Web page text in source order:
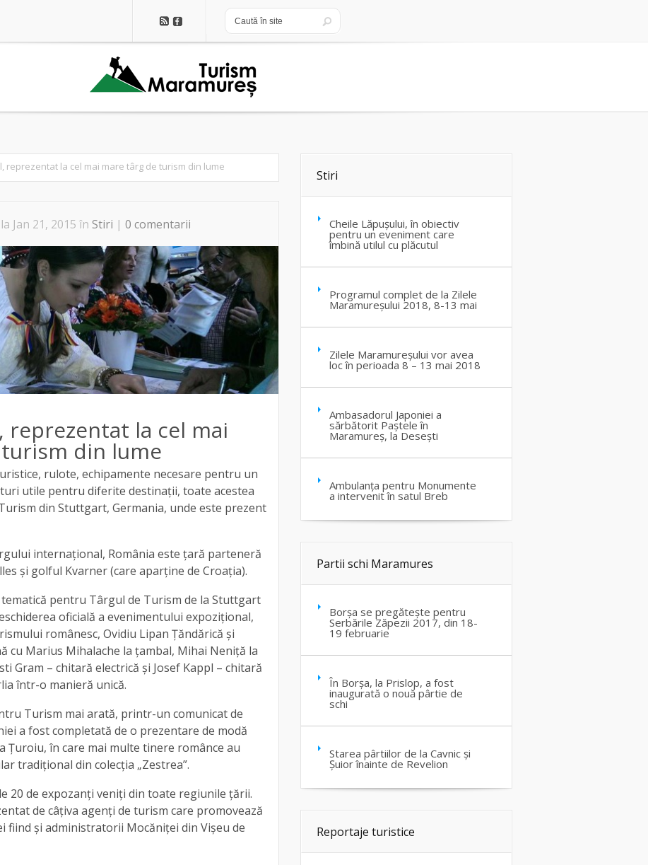
reprezentat la cel mai mare târg de turism din lume
la Jan 21, 2015 în Stiri | 0 comentarii
reprezentat la cel mai
din lume
rulote, echipamente necesare pentru un
utile pentru diferite destinații, toate acestea
din Stuttgart, Germania, unde este prezent
internațional, România este țară parteneră
și golful Kvarner (care aparține de Croația).
pentru Târgul de Turism de la Stuttgart
oficială a evenimentului expozițional,
românesc, Ovidiu Lipan Țăndărică și
cu Marius Mihalache la țambal, Mihai Neniță la
Gram – chitară electrică și Josef Kappl – chitară
într-o manieră unică.
Turism mai arată, printr-un comunicat de
a fost completată de o prezentare de modă
Țuroiu, în care mai multe tinere românce au
tradițional din colecția „Zestrea”.
20 de expozanți veniți din toate regiunile țării.
de câțiva agenți de turism care promovează
fiind și administratorii Mocăniței din Vișeu de
Stiri
Cheile Lăpușului, în obiectiv
pentru un eveniment care
îmbină utilul cu plăcutul
Programul complet de la Zilele
Maramureșului 2018, 8-13 mai
Zilele Maramureșului vor avea
loc în perioada 8 – 13 mai 2018
Ambasadorul Japoniei a
sărbătorit Paștele în
Maramureș, la Desești
Ambulanța pentru Monumente
a intervenit în satul Breb
Partii schi Maramures
Borșa se pregătește pentru
Serbările Zăpezii 2017, din 18-
19 februarie
În Borșa, la Prislop, a fost
inaugurată o nouă pârtie de
schi
Starea pârtiilor de la Cavnic și
Șuior înainte de Revelion
Reportaje turistice